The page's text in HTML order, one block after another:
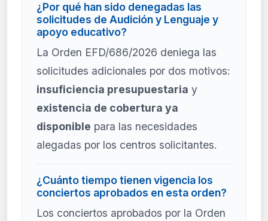
¿Por qué han sido denegadas las
solicitudes de Audición y Lenguaje y
apoyo educativo?
La Orden EFD/686/2026 deniega las
solicitudes adicionales por dos motivos:
insuficiencia presupuestaria y
existencia de cobertura ya
disponible para las necesidades
alegadas por los centros solicitantes.
¿Cuánto tiempo tienen vigencia los
conciertos aprobados en esta orden?
Los conciertos aprobados por la Orden